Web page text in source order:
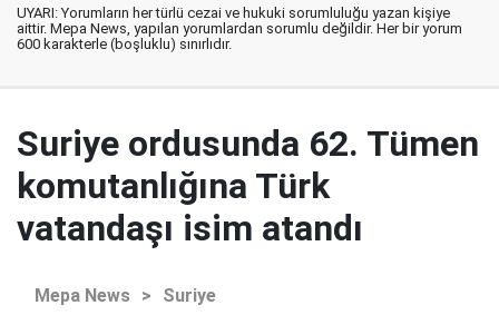
UYARI: Yorumların her türlü cezai ve hukuki sorumluluğu yazan kişiye
aittir. Mepa News, yapılan yorumlardan sorumlu değildir. Her bir yorum
600 karakterle (boşluklu) sınırlıdır.
Suriye ordusunda 62. Tümen
komutanlığına Türk
vatandaşı isim atandı
Mepa News > Suriye